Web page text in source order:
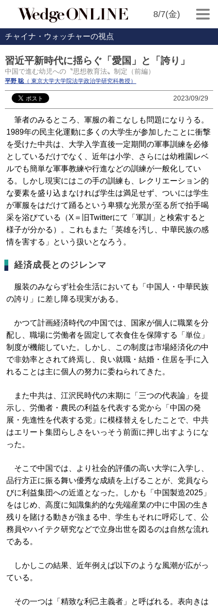
8/7(金)
チャイナ・ウォッチャーの視点
習近平新時代に揺らぐ「愛国」と「誇り」
中国で進む幼児への〝思想教育法〟制定（前編）
平野 聡 （ 東京大学大学院法学政治学研究科教授）
2023/09/29
筆者のみるところ、軍服の着こなしも問題になりうる。
1989年の民主化運動に多くの大学生が参加したことに衝撃
を受けた中共は、大学入学直後一定期間の軍事訓練を必修
としているだけでなく、近年は小学、さらには幼稚園レベ
ルでも簡単な軍事教練や行進などの訓練が一般化してい
る。しかし現実にはこの手の訓練も、レクリエーション的
な要素を盛り込まなければ学生は満足せず、ついには学生
が軍服をはだけて踊るという卑猥な光景が至る所で拍手喝
采を浴びている（X＝旧Twitterにて「軍訓」と検索すると
様子が分かる）。これもまた「英雄を汚し、中華民族の感
情を害する」という扱いとなろう。
経済成長とのジレンマ
服装のみならず社会生活においても「中国人・中華民族
の誇り」に差し障る現実がある。
かつて計画経済時代の中国では、国家が個人に職業を分
配し、職場に労働者を固定して衣食住を保障する「単位」
制度が機能していた。しかし、この制度は市場経済化の中
で非効率とされて終焉し、良い就職・結婚・住居を手に入
れることは主に個人の努力に委ねられてきた。
また中共は、江沢民時代の末期に「三つの代表論」を提
示し、労働者・農民の利益を代表する党から「中国の発
展・先進性を代表する党」に模様替えをしたことで、中共
はエリート集団らしさをいっそう前面に押し出すようにな
った。
そこで中国では、より社会的評価の高い大学に入学し、
品行方正に振る舞い優秀な成績を上げることが、党員なら
びに利益集団への近道となった。しかも「中国製造2025」
をはじめ、高度に知識集約的な先端産業の中に中国の生き
残りを賭ける動きが強まる中、学生もそれに呼応して、公
務員やハイテク研究などで立身出世を図るのは自然な流れ
である。
しかしこの結果、近年例えば以下のような風潮が広がっ
ている。
その一つは「精致な利己主義者」と呼ばれる。表向きは